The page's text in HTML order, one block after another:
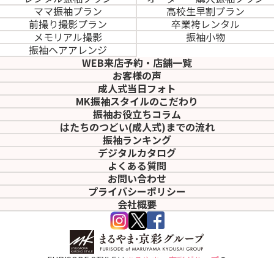
ママ振袖プラン
高校生早割プラン
前撮り撮影プラン
卒業袴レンタル
メモリアル撮影
振袖小物
振袖ヘアアレンジ
WEB来店予約・店舗一覧
お客様の声
成人式当日フォト
MK振袖スタイルのこだわり
振袖お役立ちコラム
はたちのつどい(成人式)までの流れ
振袖ランキング
デジタルカタログ
よくある質問
お問い合わせ
プライバシーポリシー
会社概要